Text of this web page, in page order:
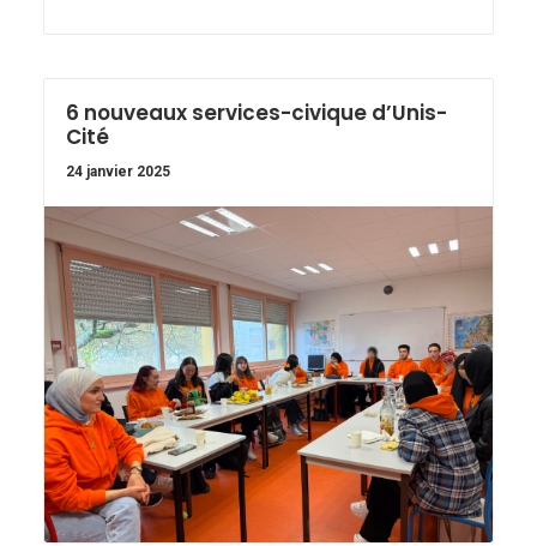
6 nouveaux services-civique d’Unis-
Cité
24 janvier 2025